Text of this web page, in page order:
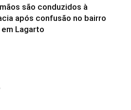
são conduzidos à
após confusão no bairro
Lagarto